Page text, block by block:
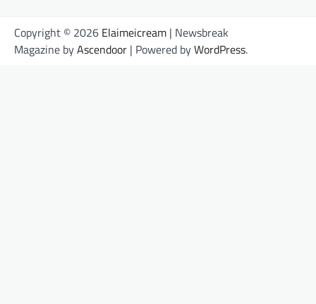
Copyright © 2026 Elaimeicream | Newsbreak
Magazine byAscendoor | Powered byWordPress.